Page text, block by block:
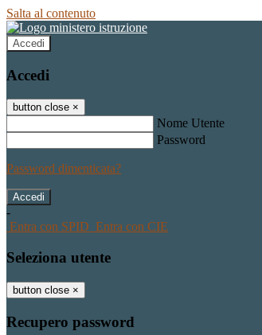
Salta al contenuto
Accedi
Accedi
button close ×
Nome Utente
Password
Password dimenticata?
-
Entra con SPID Entra con CIE
Seleziona utente
button close ×
Recupero password